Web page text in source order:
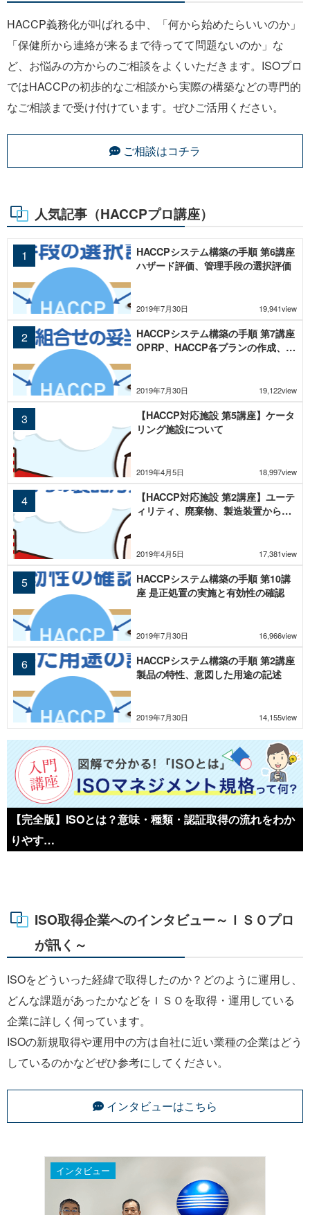
HACCP義務化が叫ばれる中、「何から始めたらいいのか」
「保健所から連絡が来るまで待ってて問題ないのか」な
ど、お悩みの方からのご相談をよくいただきます。ISOプロ
ではHACCPの初歩的なご相談から実際の構築などの専門的
なご相談まで受け付けています。ぜひご活用ください。
ご相談はコチラ
人気記事（HACCPプロ講座）
2019年7月30日 19,941view
HACCPシステム構築の手順 第6講座
ハザード評価、管理手段の選択評価
2019年7月30日 19,122view
HACCPシステム構築の手順 第7講座
OPRP、HACCP各プランの作成、管
2019年4月5日 18,997view
【HACCP対応施設 第5講座】ケータ
リング施設について
2019年4月5日 17,381view
【HACCP対応施設 第2講座】ユーテ
ィリティ、廃棄物、製造装置からの
2019年7月30日 16,966view
HACCPシステム構築の手順 第10講
座 是正処置の実施と有効性の確認
2019年7月30日 14,155view
HACCPシステム構築の手順 第2講座
製品の特性、意図した用途の記述
【完全版】ISOとは？意味・種類・認証取得の流れをわか
りやす…
ISO取得企業へのインタビュー～ＩＳＯプロ
が訊く～
ISOをどういった経緯で取得したのか？どのように運用し、
どんな課題があったかなどをＩＳＯを取得・運用している
企業に詳しく伺っています。
ISOの新規取得や運用中の方は自社に近い業種の企業はどう
しているのかなどぜひ参考にしてください。
インタビューはこちら
インタビュー